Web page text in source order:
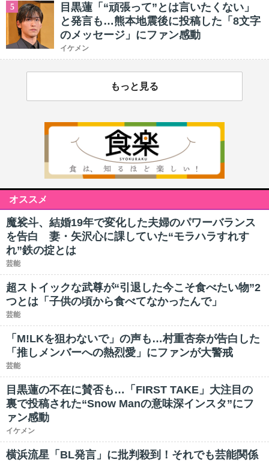
5
目黒蓮「“頑張って”とは言いたくない」
と発言も…熊本地震後に投稿した「8文字
のメッセージ」にファン感動
イケメン
もっと見る
オススメ
魔裟斗、結婚19年で変化した夫婦のパワーバランス
を告白 妻・矢沢心に課していた“モラハラすれす
れ”鉄の掟とは
芸能
超ストイックな武尊が“引退した今こそ食べたい物”2
つとは「子供の頃から食べてなかったんで」
芸能
「M!LKを狙わないで」の声も…村重杏奈が告白した
「推しメンバーへの熱烈愛」にファンが大警戒
芸能
目黒蓮の不在に賛否も…「FIRST TAKE」大注目の
裏で投稿された“Snow Manの意味深インスタ”にフ
ァン感動
イケメン
横浜流星「BL発言」に批判殺到！それでも芸能関係